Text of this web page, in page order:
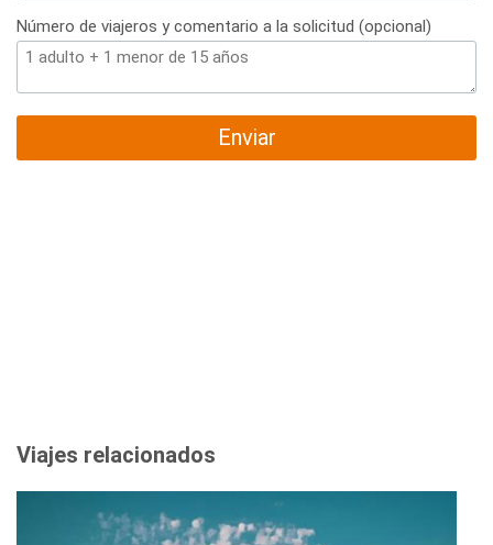
Número de viajeros y comentario a la solicitud (opcional)
Enviar
Viajes relacionados